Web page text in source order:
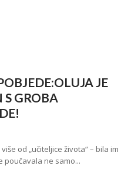
JE
GROBA
od „učiteljice života“ – bila im
poučavala ne samo...